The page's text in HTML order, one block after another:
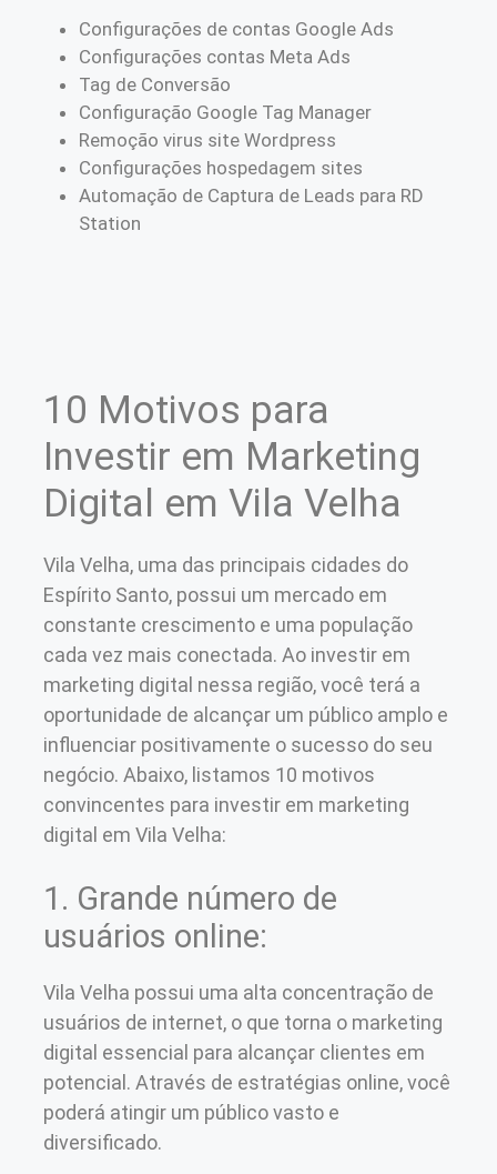
Configurações de contas Google Ads
Configurações contas Meta Ads
Tag de Conversão
Configuração Google Tag Manager
Remoção virus site Wordpress
Configurações hospedagem sites
Automação de Captura de Leads para RD
Station
10 Motivos para
Investir em Marketing
Digital em Vila Velha
Vila Velha, uma das principais cidades do
Espírito Santo, possui um mercado em
constante crescimento e uma população
cada vez mais conectada. Ao investir em
marketing digital nessa região, você terá a
oportunidade de alcançar um público amplo e
influenciar positivamente o sucesso do seu
negócio. Abaixo, listamos 10 motivos
convincentes para investir em marketing
digital em Vila Velha:
1. Grande número de
usuários online:
Vila Velha possui uma alta concentração de
usuários de internet, o que torna o marketing
digital essencial para alcançar clientes em
potencial. Através de estratégias online, você
poderá atingir um público vasto e
diversificado.